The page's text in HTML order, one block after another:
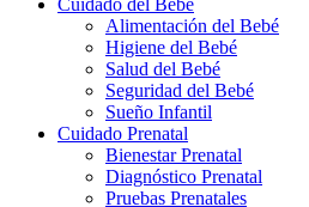
Cuidado del Bebé
Alimentación del Bebé
Higiene del Bebé
Salud del Bebé
Seguridad del Bebé
Sueño Infantil
Cuidado Prenatal
Bienestar Prenatal
Diagnóstico Prenatal
Pruebas Prenatales